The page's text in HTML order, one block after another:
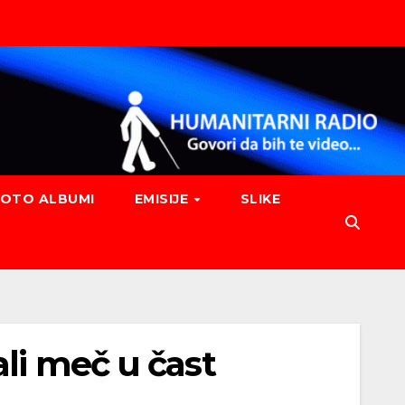
ALBUMI EMISIJE SLIKE
meč u čast